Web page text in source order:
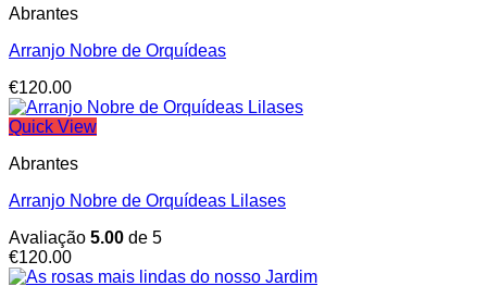
Abrantes
Arranjo Nobre de Orquídeas
€120.00
Quick View
Abrantes
Arranjo Nobre de Orquídeas Lilases
Avaliação 5.00 de 5
€120.00